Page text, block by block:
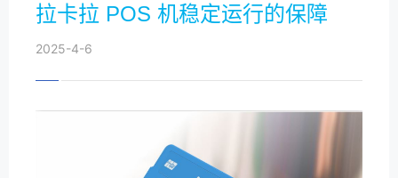
拉卡拉 POS 机稳定运行的保障
2025-4-6